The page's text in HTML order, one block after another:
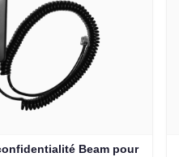
Beam pour